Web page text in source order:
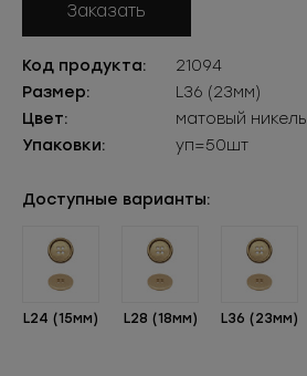
Заказать
Код продукта:
21094
Размер:
L36 (23мм)
Цвет:
матовый никель
Упаковки:
уп=50шт
Доступные варианты:
L24 (15мм) L28 (18мм) L36 (23мм)